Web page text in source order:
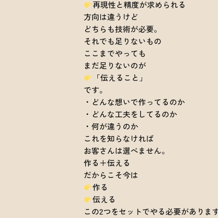
再現性と精度が求められる
方向は違うけど
どちらも技術が必要。
それでも足りないもの
ここまでやっても
まだ足りないのが
「伝えること」
です。
・どんな想いで作ってるのか
・どんな工夫をしてるのか
・何が違うのか
これを知らなければ
お客さんは選べません。
作る＋伝える
だからこそ今は
作る
伝える
この2つをセットでやる必要がありま